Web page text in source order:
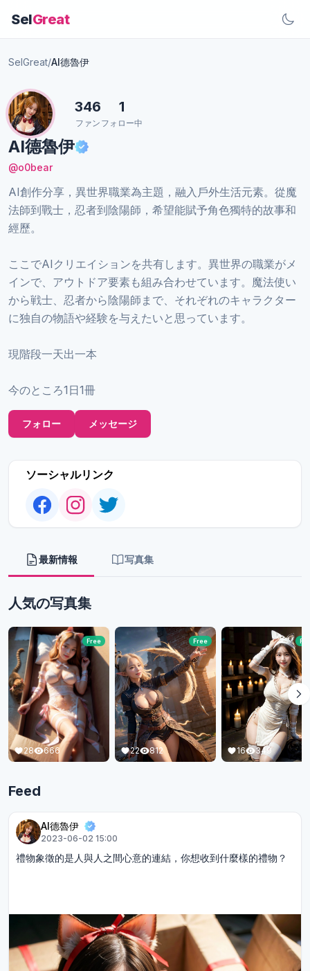
SelGreat
SelGreat/AI德魯伊
AI德魯伊
@o0bear
AI創作分享，異世界職業為主題，融入戶外生活元素。從魔
法師到戰士，忍者到陰陽師，希望能賦予角色獨特的故事和
經歷。
ここでAIクリエイションを共有します。異世界の職業がメ
インで、アウトドア要素も組み合わせています。魔法使い
から戦士、忍者から陰陽師まで、それぞれのキャラクター
に独自の物語や経験を与えたいと思っています。
現階段一天出一本
今のところ1日1冊
346
ファン
1
フォロー中
フォロー メッセージ
ソーシャルリンク
最新情報 写真集
人気の写真集
22 812
Free
16 349
Free
Feed
AI德魯伊
2023-06-02 15:00
禮物象徵的是人與人之間心意的連結，你想收到什麼樣的禮物？